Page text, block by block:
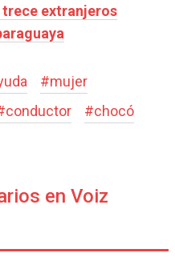
trece extranjeros
#mujer
conductor #chocó
en Voiz